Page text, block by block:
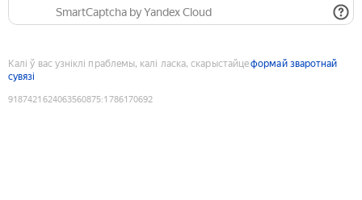
SmartCaptcha by Yandex Cloud
Калі ў вас узніклі праблемы, калі ласка, скарыстайцеформай зваротнай
сувязі
9187421624063560875:1786170692